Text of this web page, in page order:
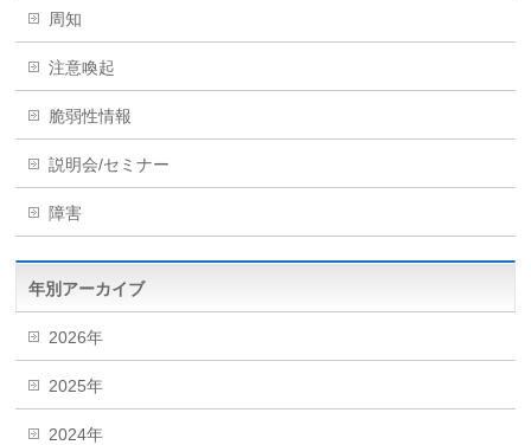
周知
注意喚起
脆弱性情報
説明会/セミナー
障害
年別アーカイブ
2026年
2025年
2024年